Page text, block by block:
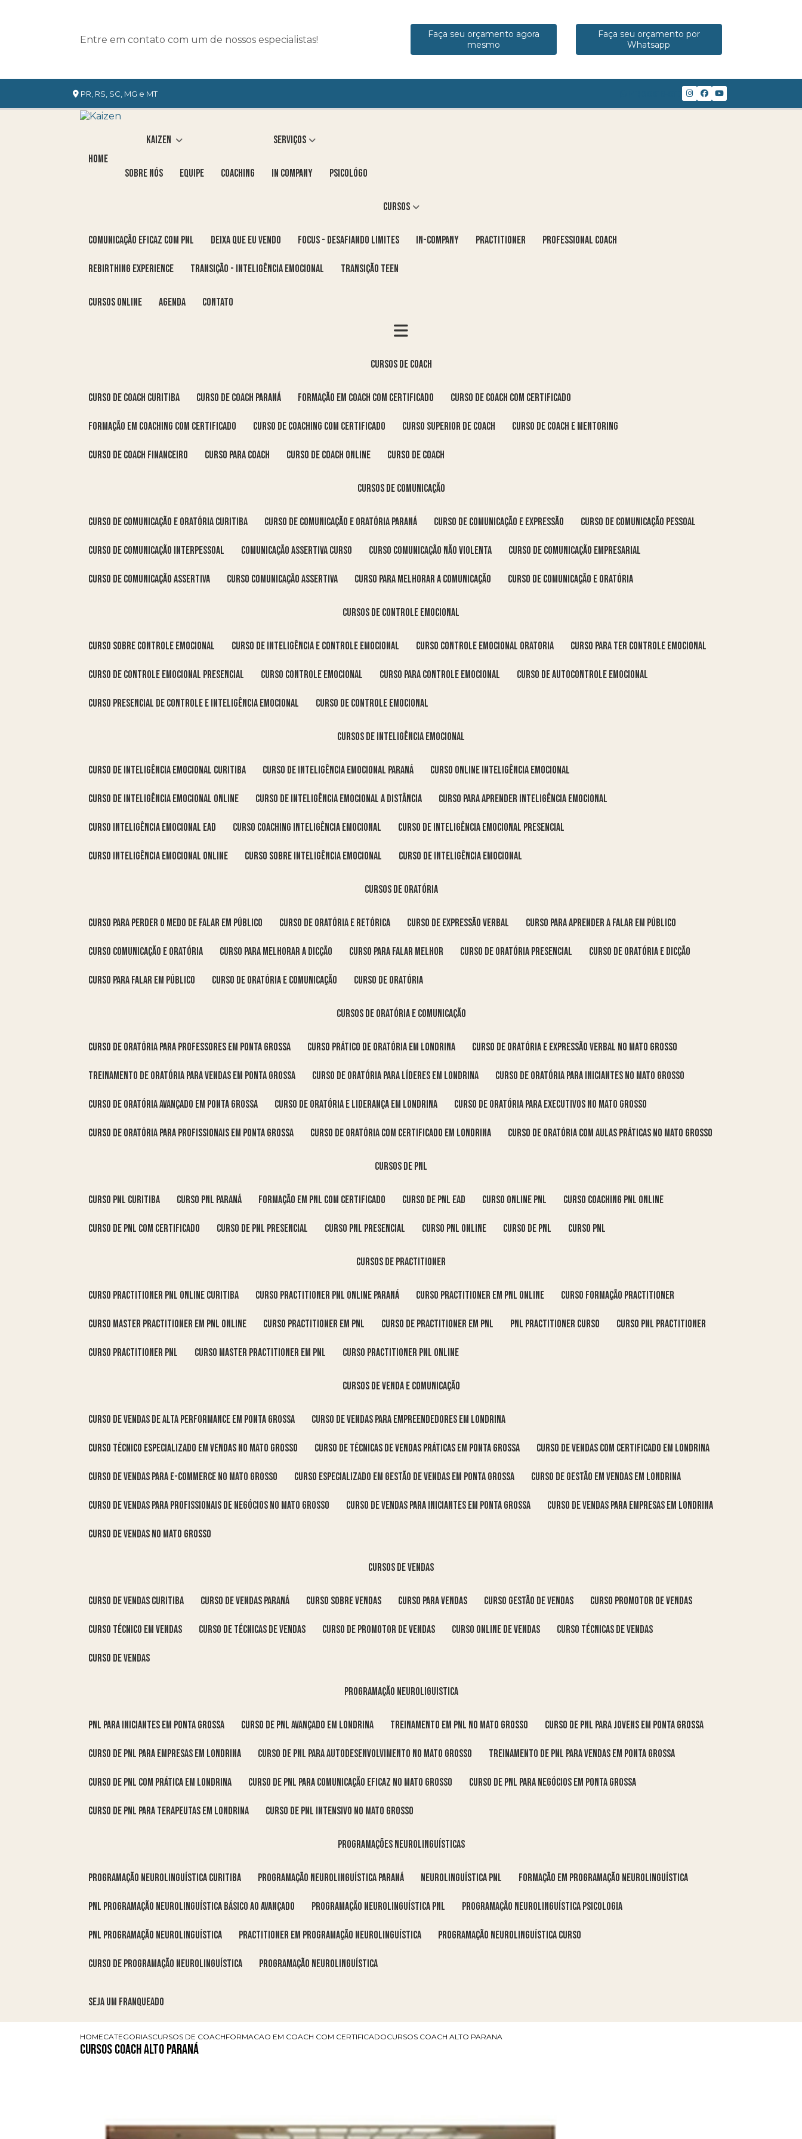
Entre em contato com um de nossos especialistas!
Faça seu orçamento agora
mesmo
Faça seu orçamento por
Whatsapp
PR, RS, SC, MG e MT
Home
Kaizen
Sobre nós Equipe
Serviços
Coaching in company Psicológo
Cursos
COMUNICAÇÃO EFICAZ COM PNL DEIXA QUE EU VENDO FOCUS - DESAFIANDO LIMITES In-Company PRACTITIONER PROFESSIONAL COACH
REBIRTHING EXPERIENCE TRANSIÇÃO - INTELIGÊNCIA EMOCIONAL TRANSIÇÃO TEEN
Cursos Online Agenda Contato
cursos de coach
curso de coach Curitiba curso de coach Paraná formação em coach com certificado curso de coach com certificado
formação em coaching com certificado curso de coaching com certificado curso superior de coach curso de coach e mentoring
curso de coach financeiro curso para coach curso de coach online curso de coach
cursos de comunicação
curso de comunicação e oratória Curitiba curso de comunicação e oratória Paraná curso de comunicação e expressão curso de comunicação pessoal
curso de comunicação interpessoal comunicação assertiva curso curso comunicação não violenta curso de comunicação empresarial
curso de comunicação assertiva curso comunicação assertiva curso para melhorar a comunicação curso de comunicação e oratória
cursos de controle emocional
curso sobre controle emocional curso de inteligência e controle emocional curso controle emocional oratoria curso para ter controle emocional
curso de controle emocional presencial curso controle emocional curso para controle emocional curso de autocontrole emocional
curso presencial de controle e inteligência emocional curso de controle emocional
cursos de inteligência emocional
curso de inteligência emocional Curitiba curso de inteligência emocional Paraná curso online inteligência emocional
curso de inteligência emocional online curso de inteligência emocional a distância curso para aprender inteligência emocional
curso inteligência emocional ead curso coaching inteligência emocional curso de inteligência emocional presencial
curso inteligência emocional online curso sobre inteligência emocional curso de inteligência emocional
cursos de oratória
curso para perder o medo de falar em público curso de oratória e retórica curso de expressão verbal curso para aprender a falar em público
curso comunicação e oratória curso para melhorar a dicção curso para falar melhor curso de oratória presencial curso de oratória e dicção
curso para falar em público curso de oratória e comunicação curso de oratória
cursos de oratória e comunicação
curso de oratória para professores em Ponta Grossa curso prático de oratória em Londrina curso de oratória e expressão verbal no Mato Grosso
treinamento de oratória para vendas em Ponta Grossa curso de oratória para líderes em Londrina curso de oratória para iniciantes no Mato Grosso
curso de oratória avançado em Ponta Grossa curso de oratória e liderança em Londrina curso de oratória para executivos no Mato Grosso
curso de oratória para profissionais em Ponta Grossa curso de oratória com certificado em Londrina curso de oratória com aulas práticas no Mato Grosso
cursos de pnl
curso pnl Curitiba curso pnl Paraná formação em pnl com certificado curso de pnl ead curso online pnl curso coaching pnl online
curso de pnl com certificado curso de pnl presencial curso pnl presencial curso pnl online curso de pnl curso pnl
cursos de practitioner
curso practitioner pnl online Curitiba curso practitioner pnl online Paraná curso practitioner em pnl online curso formação practitioner
curso master practitioner em pnl online curso practitioner em pnl curso de practitioner em pnl pnl practitioner curso curso pnl practitioner
curso practitioner pnl curso master practitioner em pnl curso practitioner pnl online
cursos de venda e comunicação
curso de vendas de alta performance em Ponta Grossa curso de vendas para empreendedores em Londrina
curso técnico especializado em vendas no Mato Grosso curso de técnicas de vendas práticas em Ponta Grossa curso de vendas com certificado em Londrina
curso de vendas para e-commerce no Mato Grosso curso especializado em gestão de vendas em Ponta Grossa curso de gestão em vendas em Londrina
curso de vendas para profissionais de negócios no Mato Grosso curso de vendas para iniciantes em Ponta Grossa curso de vendas para empresas em Londrina
curso de vendas no Mato Grosso
cursos de vendas
curso de vendas Curitiba curso de vendas Paraná curso sobre vendas curso para vendas curso gestão de vendas curso promotor de vendas
curso técnico em vendas curso de técnicas de vendas curso de promotor de vendas curso online de vendas curso técnicas de vendas
curso de vendas
programação neuroliguistica
pnl para iniciantes em Ponta Grossa curso de pnl avançado em Londrina treinamento em pnl no Mato Grosso curso de pnl para jovens em Ponta Grossa
curso de pnl para empresas em Londrina curso de pnl para autodesenvolvimento no Mato Grosso treinamento de pnl para vendas em Ponta Grossa
curso de pnl com prática em Londrina curso de pnl para comunicação eficaz no Mato Grosso curso de pnl para negócios em Ponta Grossa
curso de pnl para terapeutas em Londrina curso de pnl intensivo no Mato Grosso
programações neurolinguísticas
programação neurolinguística Curitiba programação neurolinguística Paraná neurolinguística pnl formação em programação neurolinguística
pnl programação neurolinguística básico ao avançado programação neurolinguística pnl programação neurolinguística psicologia
pnl programação neurolinguística practitioner em programação neurolinguística programação neurolinguística curso
curso de programação neurolinguística programação neurolinguística
Seja um franqueado
HOMECATEGORIASCURSOS DE COACHFORMACAO EM COACH COM CERTIFICADOCURSOS COACH ALTO PARANA
Cursos Coach Alto Paraná